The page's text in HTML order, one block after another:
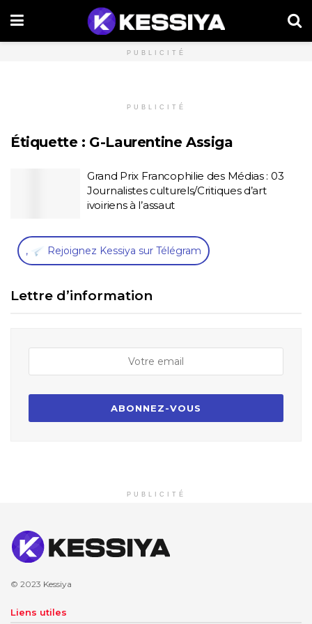
PUBLICITÉ
PUBLICITÉ
Étiquette : G-Laurentine Assiga
Grand Prix Francophilie des Médias : 03
Journalistes culturels/Critiques d’art
ivoiriens à l’assaut
, Rejoignez Kessiya sur Télégram
Lettre d’information
PUBLICITÉ
© 2023 Kessiya
Liens utiles